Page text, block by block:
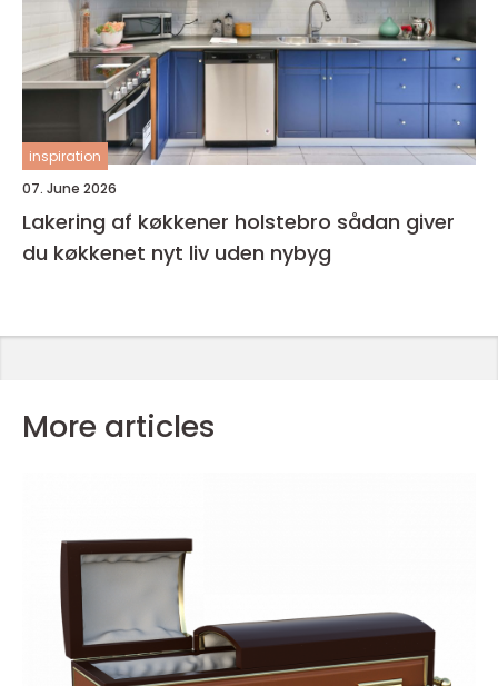
inspiration
07. June 2026
Lakering af køkkener holstebro sådan giver
du køkkenet nyt liv uden nybyg
More articles